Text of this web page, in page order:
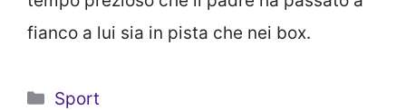
fianco a lui sia in pista che nei box.
Categorie
Sport